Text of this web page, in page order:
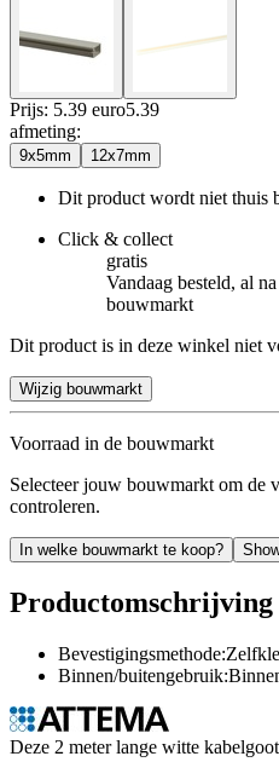
Prijs: 5.39 euro5.39
afmeting:
9x5mm 12x7mm
Dit product wordt niet thuis
Click & collect
gratis
Vandaag besteld, al
bouwmarkt
Dit product is in deze winkel niet
Wijzig bouwmarkt
Voorraad in de bouwmarkt
Selecteer jouw bouwmarkt om de
controleren.
In welke bouwmarkt te koop?
Productomschrijving
Binnen/
Deze 2 meter lange witte